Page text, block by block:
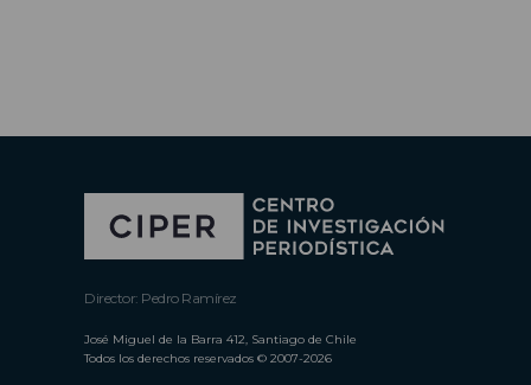
Director: Pedro Ramírez
José Miguel de la Barra 412, Santiago de Chile
Todos los derechos reservados © 2007-2026